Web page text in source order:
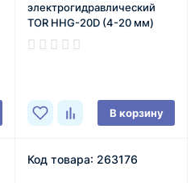
электрогидравлический
TOR HHG-20D (4-20 мм)
В корзину
Код товара: 263176